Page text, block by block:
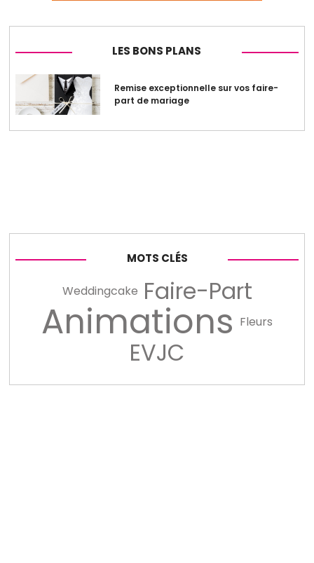
LES BONS PLANS
Remise exceptionnelle sur vos faire-
part de mariage
MOTS CLÉS
Weddingcake Faire-Part
Animations Fleurs
EVJC